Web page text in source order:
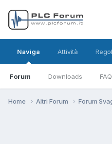
Naviga
Forum Downloads FAQ
Attività
Home Altri Forum Forum